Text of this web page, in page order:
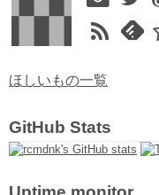
ほしいもの一覧
GitHub Stats